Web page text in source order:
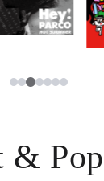
123456
&